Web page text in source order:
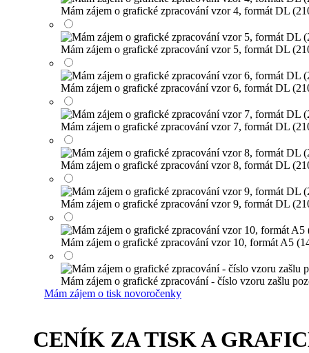
Mám zájem o grafické zpracování vzor 4, formát DL
Mám zájem o grafické zpracování vzor 5, formát DL
Mám zájem o grafické zpracování vzor 6, formát DL
Mám zájem o grafické zpracování vzor 7, formát DL
Mám zájem o grafické zpracování vzor 8, formát DL
Mám zájem o grafické zpracování vzor 9, formát DL
Mám zájem o grafické zpracování vzor 10, formát A5
Mám zájem o grafické zpracování - číslo vzoru zašlu
Mám zájem o tisk novoročenky
CENÍK ZA TISK A